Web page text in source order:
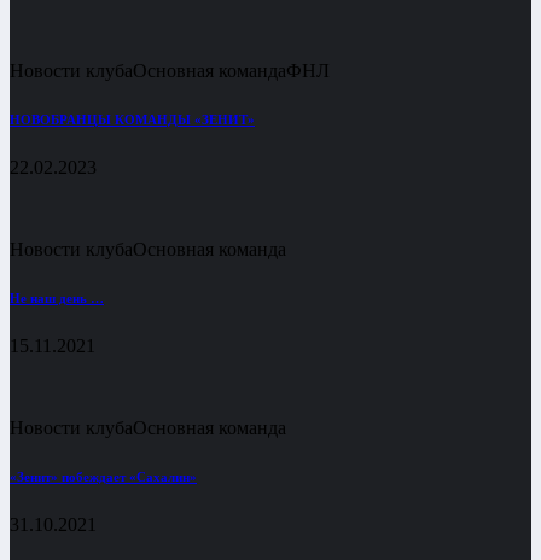
Новости клубаОсновная командаФНЛ
НОВОБРАНЦЫ КОМАНДЫ «ЗЕНИТ»
22.02.2023
Новости клубаОсновная команда
Не наш день …
15.11.2021
Новости клубаОсновная команда
«Зенит» побеждает «Сахалин»
31.10.2021